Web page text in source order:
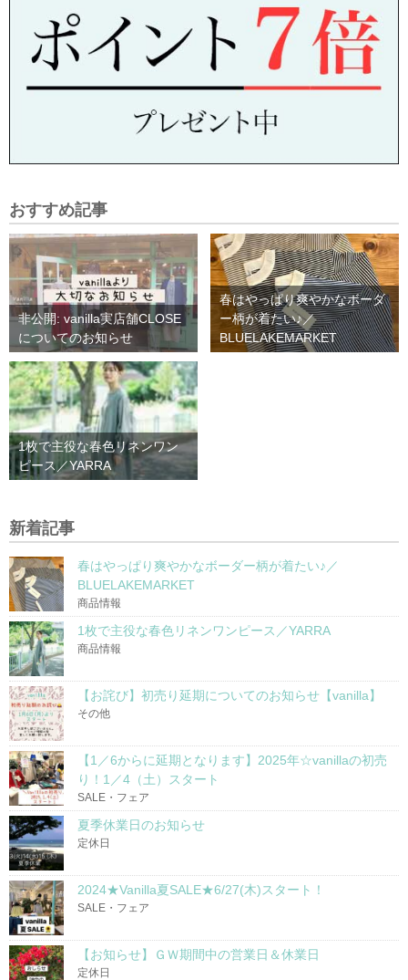
おすすめ記事
非公開: vanilla実店舗CLOSE
についてのお知らせ
春はやっぱり爽やかなボーダ
ー柄が着たい♪／
BLUELAKEMARKET
1枚で主役な春色リネンワン
ピース／YARRA
新着記事
春はやっぱり爽やかなボーダー柄が着たい♪／
BLUELAKEMARKET
商品情報
1枚で主役な春色リネンワンピース／YARRA
商品情報
【お詫び】初売り延期についてのお知らせ【vanilla】
その他
【1／6からに延期となります】2025年☆vanillaの初売
り！1／4（土）スタート
SALE・フェア
夏季休業日のお知らせ
定休日
2024★Vanilla夏SALE★6/27(木)スタート！
SALE・フェア
【お知らせ】ＧＷ期間中の営業日＆休業日
定休日